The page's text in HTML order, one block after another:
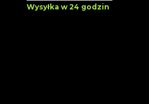
Wysyłka w 24 godzin